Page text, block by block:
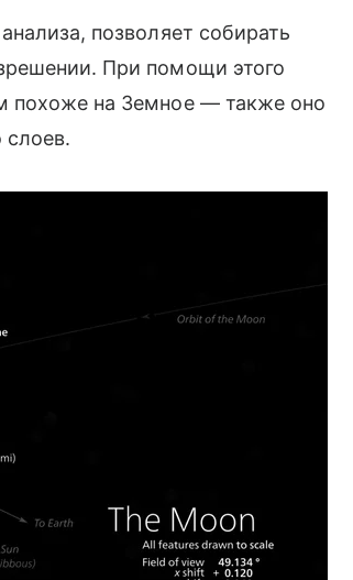
позволяет собирать
При помощи этого
похоже на Земное — также оно
слоев.